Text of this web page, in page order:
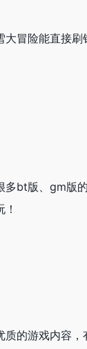
冒险能直接
bt版、gm版
的游戏内容